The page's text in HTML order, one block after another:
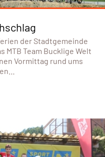
der Stadtgemeinde
MTB Team Bucklige Welt
Vormittag rund ums